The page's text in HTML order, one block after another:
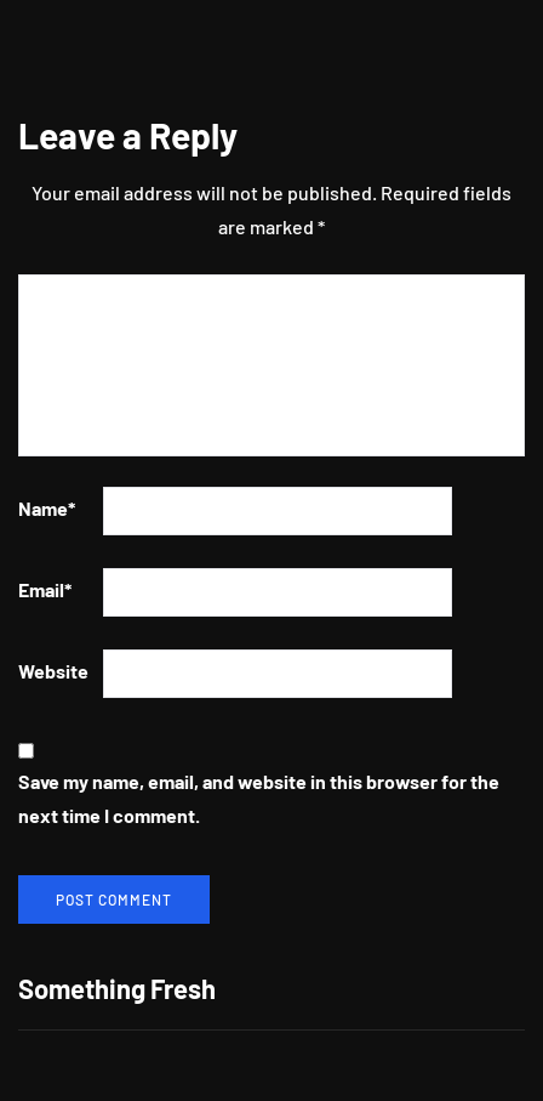
Leave a Reply
Your email address will not be published. Required fields
are marked *
Name*
Email*
Website
Save my name, email, and website in this browser for the
next time I comment.
Something FreshSetia, CITILINK Bagikan Beragam